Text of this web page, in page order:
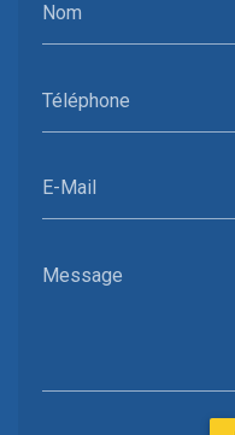
Nom
Téléphone
E-Mail
Message